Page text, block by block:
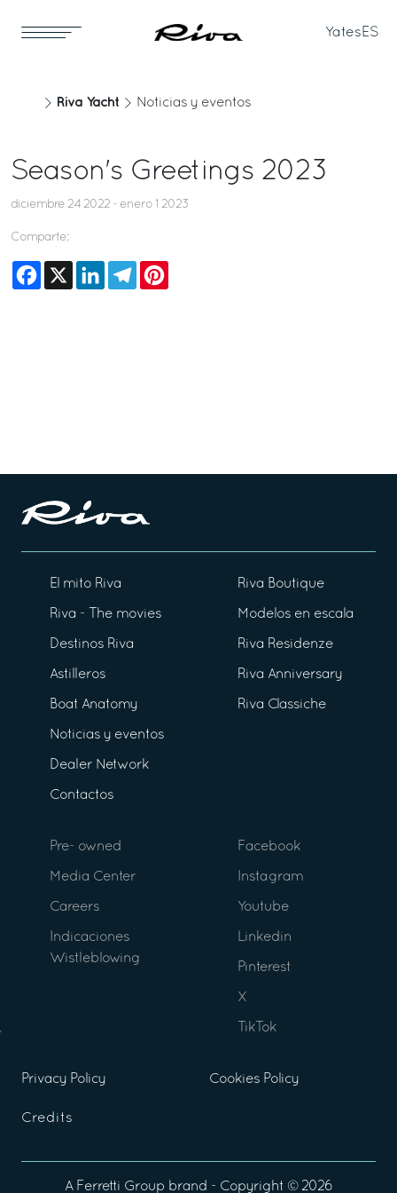
Yates ES
Riva Yacht Noticias y eventos
Season's Greetings 2023
diciembre 24 2022 - enero 1 2023
Comparte:
Facebook
X LinkedInTelegram
El mito Riva
Riva - The movies
Destinos Riva
Astilleros
Boat Anatomy
Noticias y eventos
Dealer Network
Contactos
Riva Boutique
Modelos en escala
Riva Residenze
Riva Anniversary
Riva Classiche
Pre- owned
Media Center
Careers
Indicaciones
Wistleblowing
Facebook
Instagram
Youtube
Linkedin
Pinterest
X
TikTok
Privacy Policy Cookies Policy
Credits
A Ferretti Group brand - Copyright © 2026